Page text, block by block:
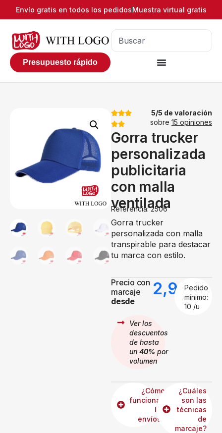
Envío gratis en todos los pedidosMuestra virtual gratis
Presupuesto rápido
5/5 de valoración
sobre 15 opiniones
Gorra trucker
personalizada
publicitaria
con malla
ventilada
Referencia: 2506
Gorra trucker
personalizada con malla
transpirable para destacar
tu marca con estilo.
Precio con
marcaje
desde
2,96€
Pedido
mínimo:
10 /u
Ver los
descuentos
de hasta
un 40% por
volumen
¿Cómo
funcionan
los
envíos?
¿Cuáles
son las
técnicas
de
marcaje?